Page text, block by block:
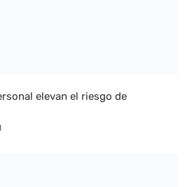
elevan el riesgo de